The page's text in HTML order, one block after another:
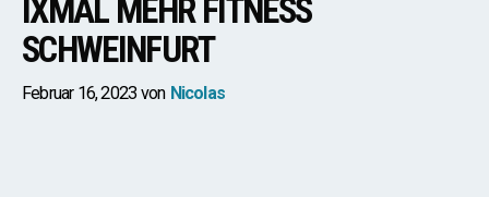
IXMAL MEHR FITNESS
SCHWEINFURT
Februar 16, 2023 von Nicolas